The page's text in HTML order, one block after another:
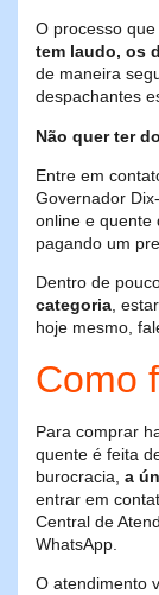
O processo
tem laudo, os
de maneira
despachantes
Não quer ter
Entre em
Governador
online e quente
pagando um
Dentro de
categoria,
hoje mesmo,
Como
Para comprar
quente é feita
burocracia, a
entrar em
Central de
WhatsApp.
O atendimento